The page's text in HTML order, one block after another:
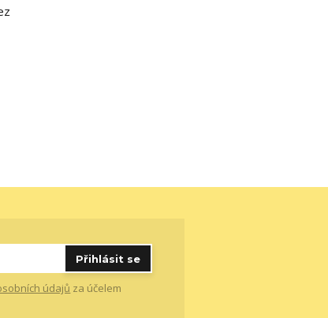
Přihlásit se
údajů za účelem